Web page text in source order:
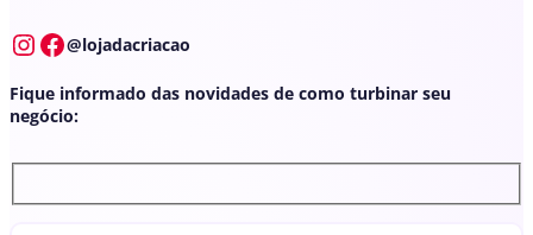
InstagramFacebook @lojadacriacao
Fique informado das novidades de como turbinar seu
negócio: